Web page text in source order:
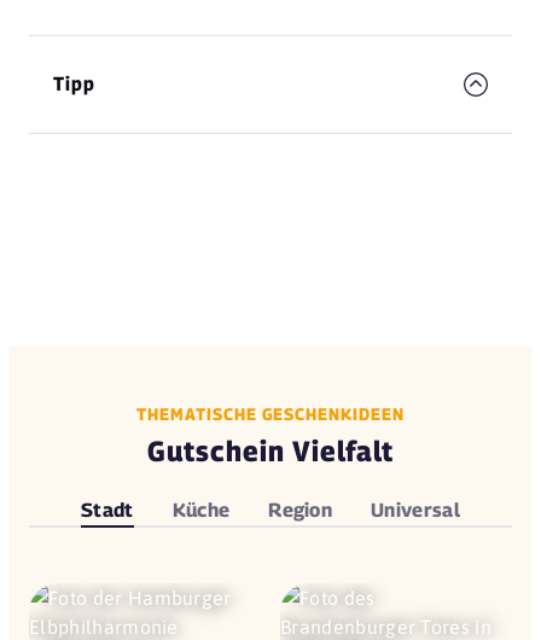
Tipp
THEMATISCHE GESCHENKIDEEN
Gutschein Vielfalt
Stadt Küche Region Universal